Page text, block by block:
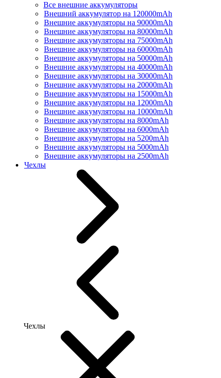
Все внешние аккумуляторы
Внешний аккумулятор на 120000mAh
Внешние аккумуляторы на 90000mAh
Внешние аккумуляторы на 80000mAh
Внешние аккумуляторы на 75000mAh
Внешние аккумуляторы на 60000mAh
Внешние аккумуляторы на 50000mAh
Внешние аккумуляторы на 40000mAh
Внешние аккумуляторы на 30000mAh
Внешние аккумуляторы на 20000mAh
Внешние аккумуляторы на 15000mAh
Внешние аккумуляторы на 12000mAh
Внешние аккумуляторы на 10000mAh
Внешние аккумуляторы на 8000mAh
Внешние аккумуляторы на 6000mAh
Внешние аккумуляторы на 5200mAh
Внешние аккумуляторы на 5000mAh
Внешние аккумуляторы на 2500mAh
Чехлы
Чехлы